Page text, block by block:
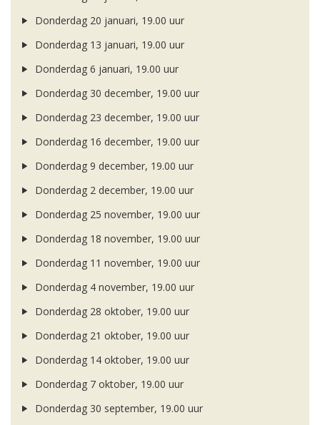
Donderdag 20 januari, 19.00 uur
Donderdag 13 januari, 19.00 uur
Donderdag 6 januari, 19.00 uur
Donderdag 30 december, 19.00 uur
Donderdag 23 december, 19.00 uur
Donderdag 16 december, 19.00 uur
Donderdag 9 december, 19.00 uur
Donderdag 2 december, 19.00 uur
Donderdag 25 november, 19.00 uur
Donderdag 18 november, 19.00 uur
Donderdag 11 november, 19.00 uur
Donderdag 4 november, 19.00 uur
Donderdag 28 oktober, 19.00 uur
Donderdag 21 oktober, 19.00 uur
Donderdag 14 oktober, 19.00 uur
Donderdag 7 oktober, 19.00 uur
Donderdag 30 september, 19.00 uur